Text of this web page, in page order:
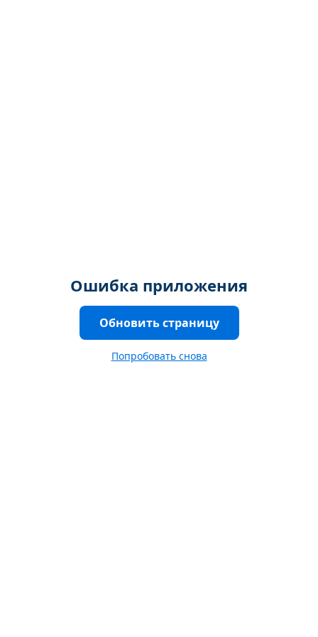
Ошибка приложения
Обновить страницу
Попробовать снова